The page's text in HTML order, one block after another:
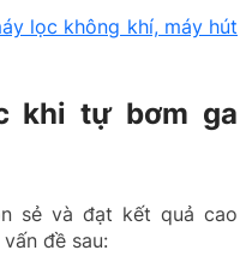
lọc không khí, máy hút
khi tự bơm ga
sẻ và đạt kết quả cao
đề sau: